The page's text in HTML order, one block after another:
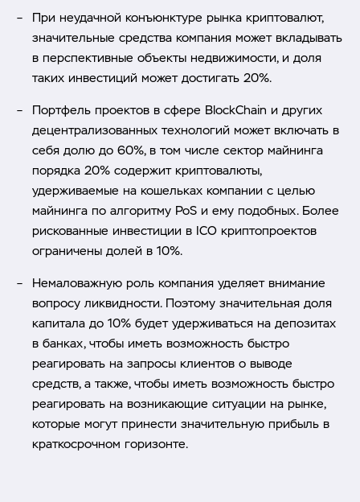
При неудачной конъюнктуре рынка криптовалют,
значительные средства компания может вкладывать
в перспективные объекты недвижимости, и доля
таких инвестиций может достигать 20%.
Портфель проектов в сфере BlockChain и других
децентрализованных технологий может включать в
себя долю до 60%, в том числе сектор майнинга
порядка 20% содержит криптовалюты,
удерживаемые на кошельках компании с целью
майнинга по алгоритму PoS и ему подобных. Более
рискованные инвестиции в ICO криптопроектов
ограничены долей в 10%.
Немаловажную роль компания уделяет внимание
вопросу ликвидности. Поэтому значительная доля
капитала до 10% будет удерживаться на депозитах
в банках, чтобы иметь возможность быстро
реагировать на запросы клиентов о выводе
средств, а также, чтобы иметь возможность быстро
реагировать на возникающие ситуации на рынке,
которые могут принести значительную прибыль в
краткосрочном горизонте.